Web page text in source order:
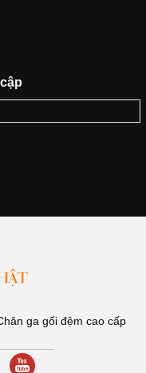
ga gối đệm cao cấp